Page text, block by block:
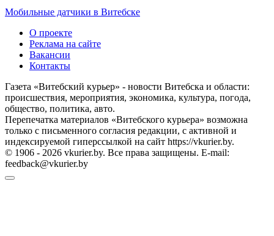
Мобильные датчики в Витебске
О проекте
Реклама на сайте
Вакансии
Контакты
Газета «Витебский курьер» - новости Витебска и области:
происшествия, мероприятия, экономика, культура, погода,
общество, политика, авто.
Перепечатка материалов «Витебского курьера» возможна
только с письменного согласия редакции, с активной и
индексируемой гиперссылкой на сайт https://vkurier.by.
© 1906 - 2026 vkurier.by. Все права защищены. E-mail:
feedback@vkurier.by